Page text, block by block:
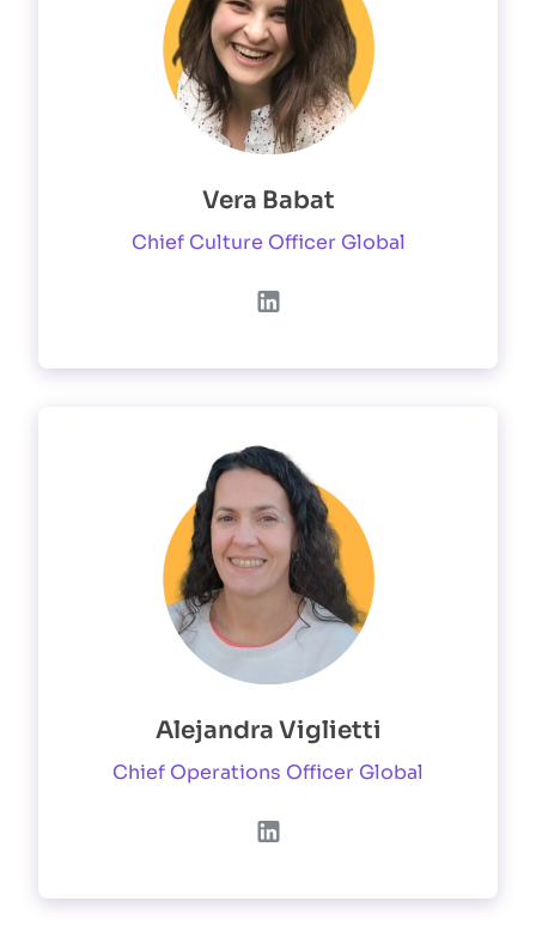
Vera Babat
Chief Culture Officer Global
Alejandra Viglietti
Chief Operations Officer Global